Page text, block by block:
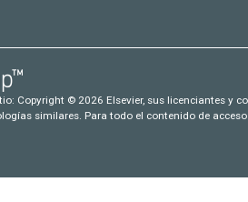
Copyright © 2026 Elsevier, sus licenciantes y
similares. Para todo el contenido de